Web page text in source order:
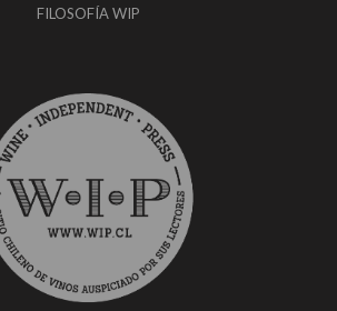
FILOSOFÍA WIP